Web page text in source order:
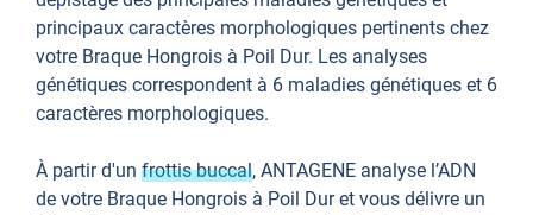
principaux caractères morphologiques pertinents chez
votre Braque Hongrois à Poil Dur. Les analyses
génétiques correspondent à 6 maladies génétiques et 6
caractères morphologiques.
À partir d'un frottis buccal, ANTAGENE analyse l’ADN
de votre Braque Hongrois à Poil Dur et vous délivre un